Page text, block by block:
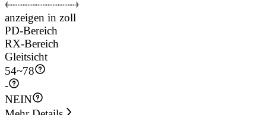
anzeigen in zoll
PD-Bereich
RX-Bereich
Gleitsicht
54~78
-
NEIN